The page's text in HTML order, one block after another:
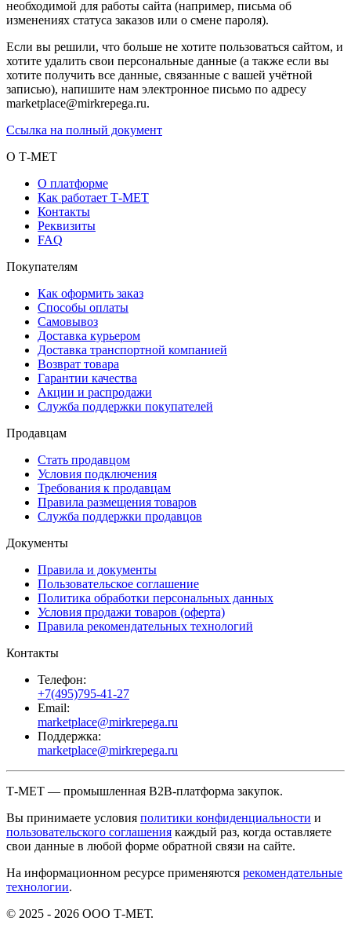
необходимой для работы сайта (например, письма об
изменениях статуса заказов или о смене пароля).
Если вы решили, что больше не хотите пользоваться сайтом, и
хотите удалить свои персональные данные (а также если вы
хотите получить все данные, связанные с вашей учётной
записью), напишите нам электронное письмо по адресу
marketplace@mirkrepega.ru.
Ссылка на полный документ
О Т-МЕТ
О платформе
Как работает Т-МЕТ
Контакты
Реквизиты
FAQ
Покупателям
Как оформить заказ
Способы оплаты
Самовывоз
Доставка курьером
Доставка транспортной компанией
Возврат товара
Гарантии качества
Акции и распродажи
Служба поддержки покупателей
Продавцам
Стать продавцом
Условия подключения
Требования к продавцам
Правила размещения товаров
Служба поддержки продавцов
Документы
Правила и документы
Пользовательское соглашение
Политика обработки персональных данных
Условия продажи товаров (оферта)
Правила рекомендательных технологий
Контакты
Телефон:
+7(495)795-41-27
Email:
marketplace@mirkrepega.ru
Поддержка:
marketplace@mirkrepega.ru
Т-МЕТ — промышленная B2B-платформа закупок.
Вы принимаете условия политики конфиденциальности и
пользовательского соглашения каждый раз, когда оставляете
свои данные в любой форме обратной связи на сайте.
На информационном ресурсе применяются рекомендательные
технологии.
© 2025 - 2026 ООО Т-МЕТ.